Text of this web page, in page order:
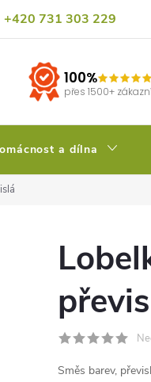
+420 731 303 229
údajů Pěstitelský blog
100%
přes 1500+
a dílna
Směs barev,